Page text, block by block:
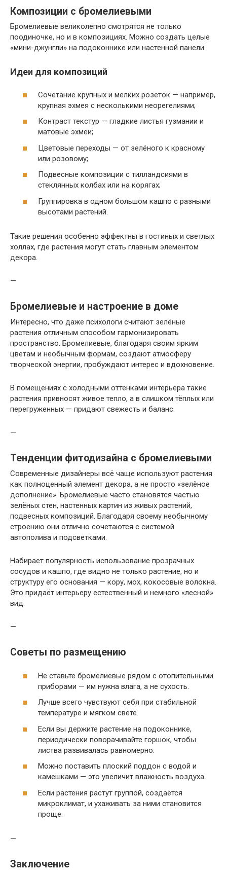
Композиции с бромелиевыми
Бромелиевые великолепно смотрятся не только
поодиночке, но и в композициях. Можно создать целые
«мини-джунгли» на подоконнике или настенной панели.
Идеи для композиций
Сочетание крупных и мелких розеток — например,
крупная эхмея с несколькими неорегелиями;
Контраст текстур — гладкие листья гузмании и
матовые эхмеи;
Цветовые переходы — от зелёного к красному
или розовому;
Подвесные композиции с тилландсиями в
стеклянных колбах или на корягах;
Группировка в одном большом кашпо с разными
высотами растений.
Такие решения особенно эффектны в гостиных и светлых
холлах, где растения могут стать главным элементом
декора.
—
Бромелиевые и настроение в доме
Интересно, что даже психологи считают зелёные
растения отличным способом гармонизировать
пространство. Бромелиевые, благодаря своим ярким
цветам и необычным формам, создают атмосферу
творческой энергии, пробуждают интерес и вдохновение.
В помещениях с холодными оттенками интерьера такие
растения привносят живое тепло, а в слишком тёплых или
перегруженных — придают свежесть и баланс.
—
Тенденции фитодизайна с бромелиевыми
Современные дизайнеры всё чаще используют растения
как полноценный элемент декора, а не просто «зелёное
дополнение». Бромелиевые часто становятся частью
зелёных стен, настенных картин из живых растений,
подвесных композиций. Благодаря своему необычному
строению они отлично сочетаются с системой
автополива и подсветками.
Набирает популярность использование прозрачных
сосудов и кашпо, где видно не только растение, но и
структуру его основания — кору, мох, кокосовые волокна.
Это придаёт интерьеру естественный и немного «лесной»
вид.
—
Советы по размещению
Не ставьте бромелиевые рядом с отопительными
приборами — им нужна влага, а не сухость.
Лучше всего чувствуют себя при стабильной
температуре и мягком свете.
Если вы держите растение на подоконнике,
периодически поворачивайте горшок, чтобы
листва развивалась равномерно.
Можно поставить плоский поддон с водой и
камешками — это увеличит влажность воздуха.
Если растения растут группой, создаётся
микроклимат, и ухаживать за ними становится
проще.
—
Заключение